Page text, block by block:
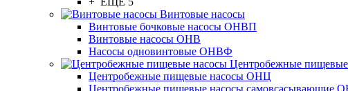
Винтовые насосы
Винтовые бочковые насосы ОНВП
Винтовые насосы ОНВ
Насосы одновинтовые ОНВФ
Центробежные
Центробежные пищевые насосы ОНЦ
Центробежные пищевые насосы самовсасывающие